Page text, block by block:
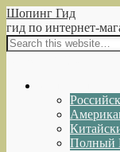
Шопинг Гид
гид по интернет-
Полный